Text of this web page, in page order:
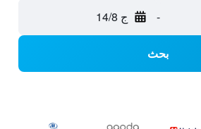
- ج 14/8
بحث